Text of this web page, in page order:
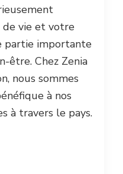
vie et votre
partie importante
être. Chez Zenia
nous sommes
à nos
à travers le pays.